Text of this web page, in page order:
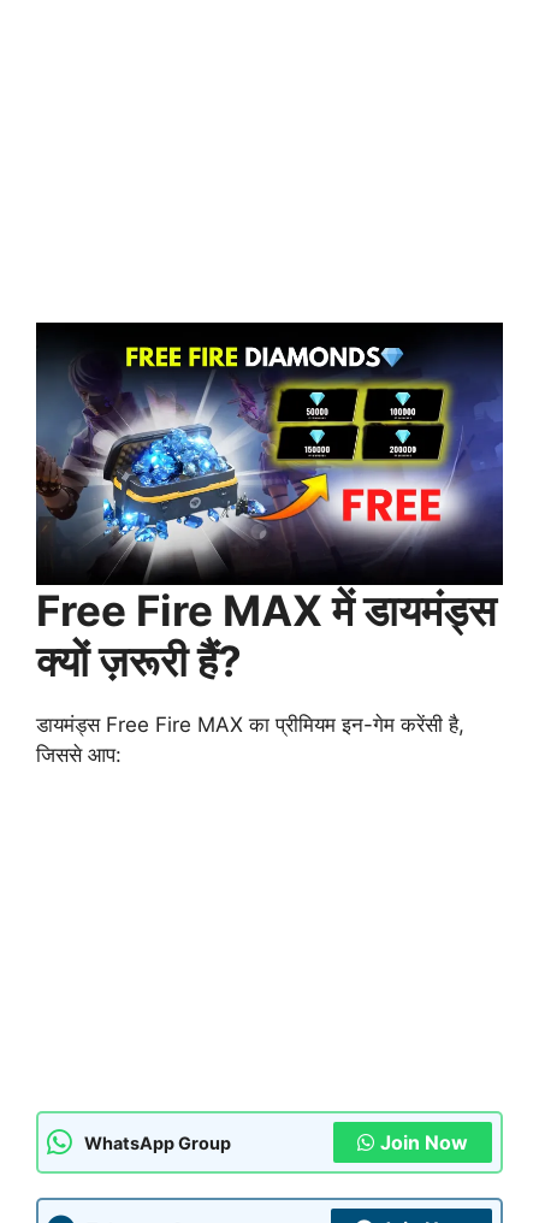
Free Fire MAX में डायमंड्स
क्यों ज़रूरी हैं?
डायमंड्स Free Fire MAX का प्रीमियम इन-गेम करेंसी है,
जिससे आप:
WhatsApp Group Join Now